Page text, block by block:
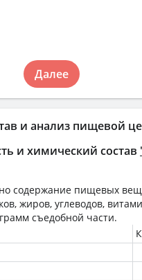
и анализ пищевой
и химический состав
содержание пищевых
жиров, углеводов,
съедобной части.
Далее